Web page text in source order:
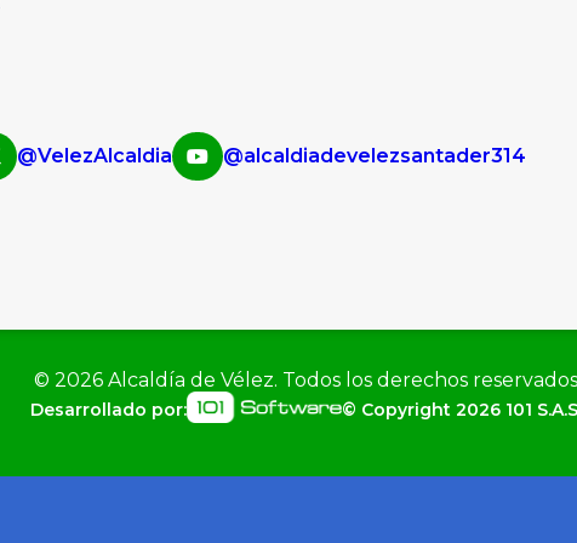
@VelezAlcaldia @alcaldiadevelezsantader314
© 2026Alcaldía de Vélez. Todos los derechos reservados
Desarrollado por: © Copyright 2026101